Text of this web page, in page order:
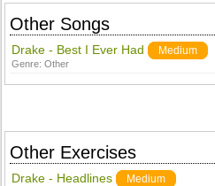
Other Songs
Drake - Best I Ever Had Medium
Genre:Other
Other Exercises
Drake - Headlines Medium